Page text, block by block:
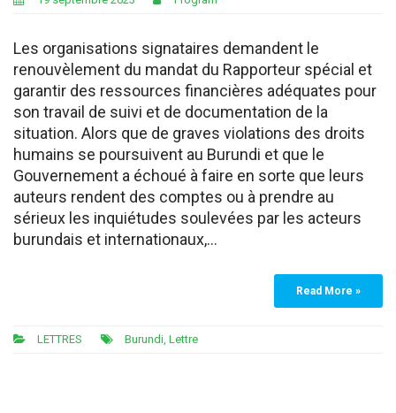
Les organisations signataires demandent le
renouvèlement du mandat du Rapporteur spécial et
garantir des ressources financières adéquates pour
son travail de suivi et de documentation de la
situation. Alors que de graves violations des droits
humains se poursuivent au Burundi et que le
Gouvernement a échoué à faire en sorte que leurs
auteurs rendent des comptes ou à prendre au
sérieux les inquiétudes soulevées par les acteurs
burundais et internationaux,…
Read More »
LETTRES Burundi Lettre